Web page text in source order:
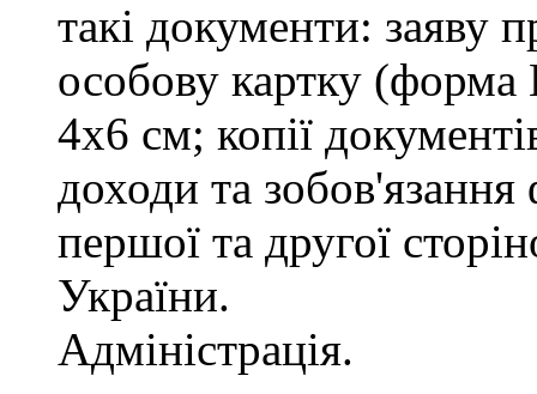
такі документи: заяву
особову картку
4х6 см; копії
доходи та зобов'язання
першої та другої
України.
Адміністрація.